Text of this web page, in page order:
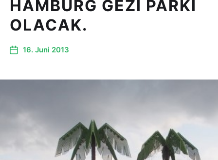
HAMBURG GEZI PARKI
OLACAK.
16. Juni 2013